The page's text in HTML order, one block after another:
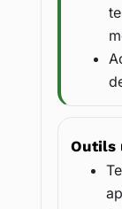
Outils